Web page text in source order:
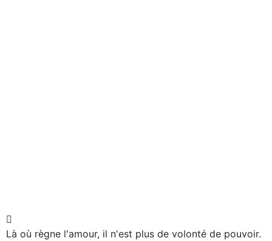
Là où règne l'amour, il n'est plus de volonté de pouvoir.